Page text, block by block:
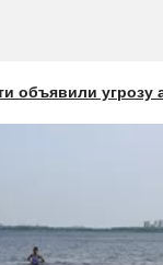
объявили угрозу